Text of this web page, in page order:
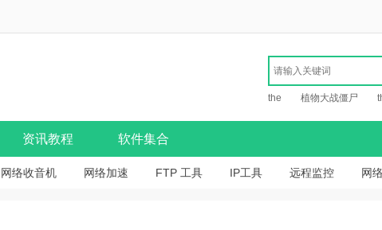
the 植物大战僵尸
资讯教程 软件集合
网络收音机 网络加速 FTP 工具 IP工具 远程监控 网